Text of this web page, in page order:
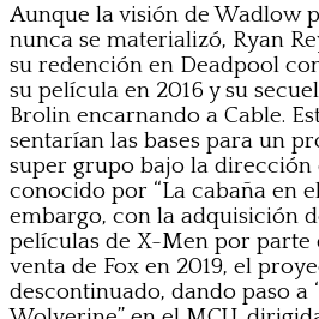
Aunque la visión de Wadlow
nunca se materializó, Ryan
su redención en Deadpool
su película en 2016 y su
Brolin encarnando a Cable.
sentarían las bases para un
super grupo bajo la dirección
conocido por “La cabaña en
embargo, con la adquisición
películas de X-Men por parte
venta de Fox en 2019, el
descontinuado, dando paso a